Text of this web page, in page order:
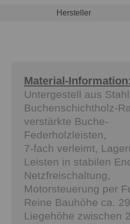
Hersteller
Material-Information:
Untergestell aus
Buchenschichtholz-
verstärkte Buche-
Federholzleisten,
7-fach verleimt,
Leisten in stabilen
Netzfreischaltung,
Motorsteuerung per
Reine Bauhöhe ca.
Liegehöhe zwischen